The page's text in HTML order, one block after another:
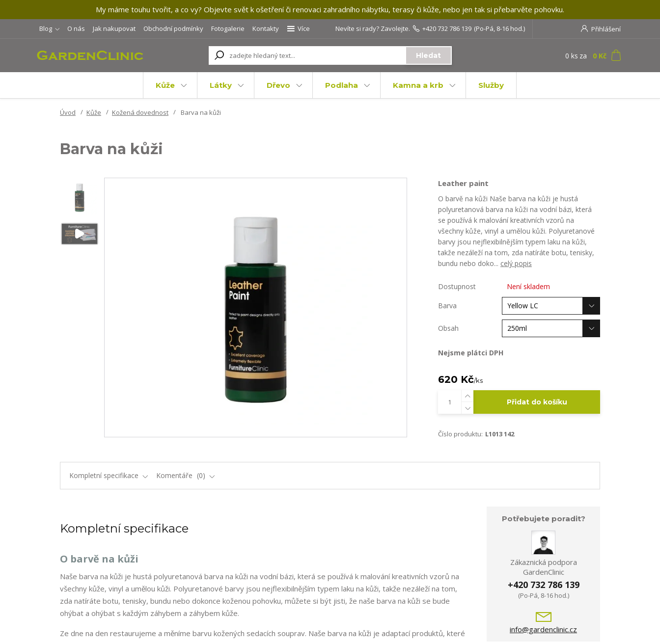
My máme touhu tvořit, a co vy? Objevte svět k ošetření či renovaci zahradního nábytku, terasy či kůže, nebo jen tak si přebarvěte pohovku.
Blog O nás Jak nakupovat Obchodní podmínky Fotogalerie Kontakty Více Přihlášení
Hledat
Nevíte si rady? Zavolejte. +420 732 786 139 (Po-Pá, 8-16 hod.)
0 ks za 0 Kč
Kůže Látky Dřevo Podlaha Kamna a krb Služby
Úvod Kůže Kožená dovednost Barva na kůži
Barva na kůži
Leather paint
O barvě na kůži Naše barva na kůži je hustá
polyuretanová barva na kůži na vodní bázi, která
se používá k malování kreativních vzorů na
všechny kůže, vinyl a umělou kůži. Polyuretanové
barvy jsou nejflexibilnějším typem laku na kůži,
takže nezáleží na tom, zda natíráte botu, tenisky,
bundu nebo doko... celý popis
Dostupnost Není skladem
Barva
Obsah
Nejsme plátci DPH
620 Kč/ks
Přidat do košíku
Číslo produktu: L1013 142
Kompletní specifikace Komentáře 0
Kompletní specifikace
O barvě na kůži
Naše barva na kůži je hustá polyuretanová barva na kůži na vodní bázi, která se používá k malování kreativních vzorů na
všechny kůže, vinyl a umělou kůži. Polyuretanové barvy jsou nejflexibilnějším typem laku na kůži, takže nezáleží na tom,
zda natíráte botu, tenisky, bundu nebo dokonce koženou pohovku, můžete si být jisti, že naše barva na kůži se bude
ohýbat a ohýbat s každým záhybem a záhybem kůže.
Ze dne na den restaurujeme a měníme barvu kožených sedacích souprav. Naše barva na kůži je adaptací produktů, které
Potřebujete poradit?
Zákaznická podpora
GardenClinic
+420 732 786 139
(Po-Pá, 8-16 hod.)
info@gardenclinic.cz